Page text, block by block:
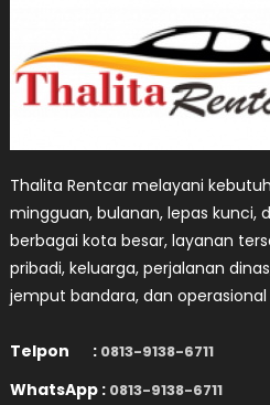
Thalita Rentcar melayani
mingguan, bulanan, lepas kunci,
berbagai kota besar, layanan
pribadi, keluarga, perjalanan
jemput bandara, dan
Telpon : 0813-9138-6711
WhatsApp : 0813-9138-6711